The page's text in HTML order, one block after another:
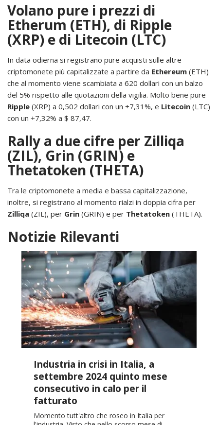
Volano pure i prezzi di
Etherum (ETH), di Ripple
(XRP) e di Litecoin (LTC)
In data odierna si registrano pure acquisti sulle altre
criptomonete più capitalizzate a partire da Ethereum (ETH)
che al momento viene scambiata a 620 dollari con un balzo
del 5% rispetto alle quotazioni della vigilia. Molto bene pure
Ripple (XRP) a 0,502 dollari con un +7,31%, e Litecoin (LTC)
con un +7,32% a $ 87,47.
Rally a due cifre per Zilliqa
(ZIL), Grin (GRIN) e
Thetatoken (THETA)
Tra le criptomonete a media e bassa capitalizzazione,
inoltre, si registrano al momento rialzi in doppia cifra per
Zilliqa (ZIL), per Grin (GRIN) e per Thetatoken (THETA).
Notizie Rilevanti
Industria in crisi in Italia, a
settembre 2024 quinto mese
consecutivo in calo per il
fatturato
Momento tutt'altro che roseo in Italia per